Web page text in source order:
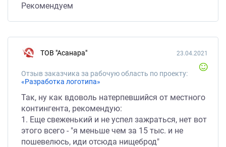
Рекомендуем
ТОВ "Асанара"
Отзыв заказчика за рабочую область по проекту:
«Разработка логотипа»
23.04.2021
Так, ну как вдоволь натерпевшийся от местного
контингента, рекомендую:
1. Еще свеженький и не успел зажраться, нет вот
этого всего - "я меньше чем за 15 тыс. и не
пошевелюсь, иди отсюда нищеброд"